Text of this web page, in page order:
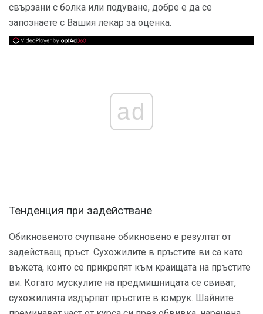
свързани с болка или подуване, добре е да се
запознаете с Вашия лекар за оценка.
ad
Тенденция при задействане
Обикновеното счупване обикновено е резултат от
задействащ пръст. Сухожилите в пръстите ви са като
въжета, които се прикрепят към краищата на пръстите
ви. Когато мускулите на предмишницата се свиват,
сухожилията издърпат пръстите в юмрук. Шайните